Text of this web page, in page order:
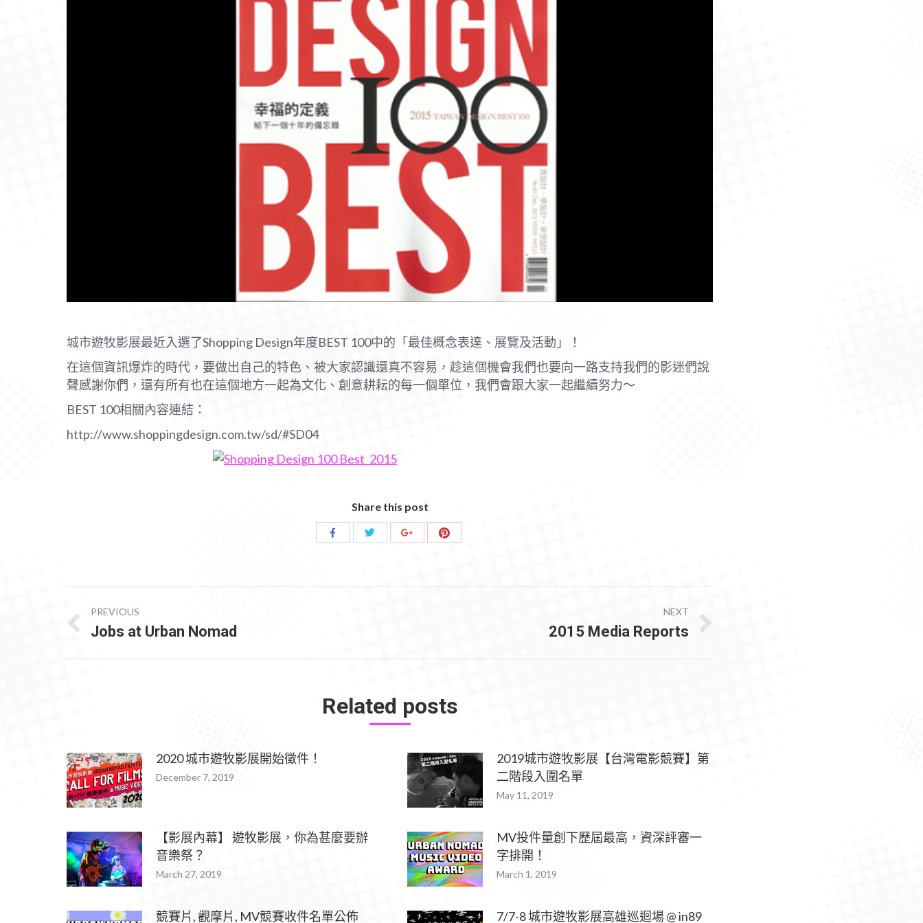
城市遊牧影展最近入選了Shopping Design年度BEST 100中的「最佳概念表達、展覽及活動」！
在這個資訊爆炸的時代，要做出自己的特色、被大家認識還真不容易，趁這個機會我們也要向一路支持我們的影迷們說
聲感謝你們，還有所有也在這個地方一起為文化、創意耕耘的每一個單位，我們會跟大家一起繼續努力～
BEST 100相關內容連結：
http://www.shoppingdesign.com.tw/sd/#SD04
Share this post
Share
NAVIGATION
PREVIOUS
Previous
Jobs at Urban Nomad
NEXT
2015 Media Reports
Related posts
2020 城市遊牧影展開始徵件！
December 7, 2019
2019城市遊牧影展【台灣電影競賽】第
二階段入圍名單
May 11, 2019
【影展內幕】 遊牧影展，你為甚麼要辦
音樂祭？
March 27, 2019
MV投件量創下歷屆最高，資深評審一
字排開！
March 1, 2019
競賽片, 觀摩片, MV競賽收件名單公佈 7/7-8 城市遊牧影展高雄巡迴場 @ in89